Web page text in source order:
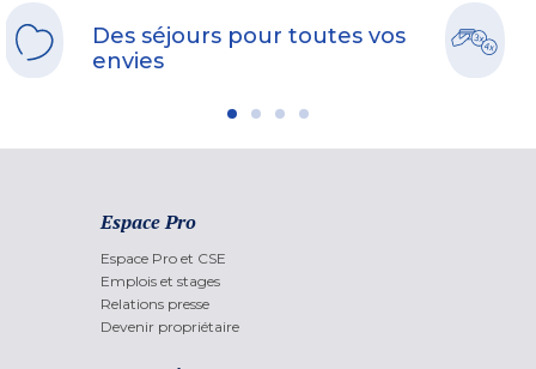
Des séjours pour toutes vos
envies
Espace Pro
Espace Pro et CSE
Emplois et stages
Relations presse
Devenir propriétaire